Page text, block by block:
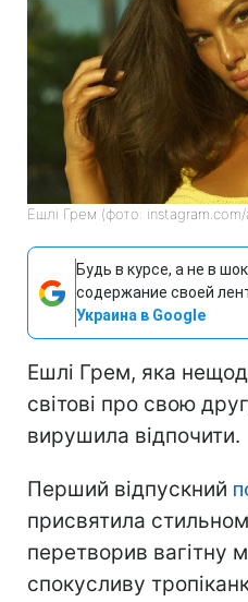
Ешлі Грем (фото: instagram.com/
Будь в курсе, а не в
содержание своей
Украина в Google
Ешлі Грем, яка
світові про свою
вирушила відпочити.
Перший відпускний
присвятила
перетворив вагітну
спокусливу